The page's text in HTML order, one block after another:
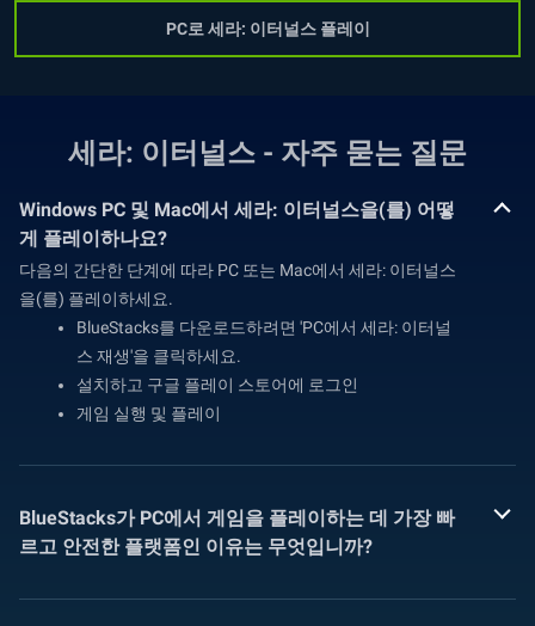
PC로 세라: 이터널스 플레이
세라: 이터널스 - 자주 묻는 질문
Windows PC 및 Mac에서 세라: 이터널스을(를) 어떻
게 플레이하나요?
다음의 간단한 단계에 따라 PC 또는 Mac에서 세라: 이터널스
을(를) 플레이하세요.
BlueStacks를 다운로드하려면 'PC에서 세라: 이터널
스 재생'을 클릭하세요.
설치하고 구글 플레이 스토어에 로그인
게임 실행 및 플레이
BlueStacks가 PC에서 게임을 플레이하는 데 가장 빠
르고 안전한 플랫폼인 이유는 무엇입니까?